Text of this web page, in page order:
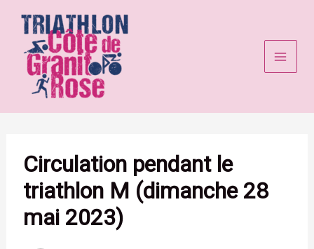
contenu
Circulation pendant le
triathlon M (dimanche 28
mai 2023)